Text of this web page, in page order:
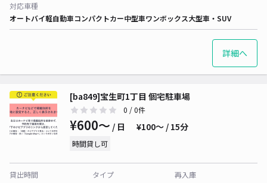
対応車種
オートバイ軽自動車コンパクトカー中型車ワンボックス大型車・SUV
詳細へ
[ba849]宝生町1丁目 個宅駐車場
0 / 0件
¥600〜 / 日 ¥100〜 / 15分
時間貸し可
貸出時間
タイプ
再入庫